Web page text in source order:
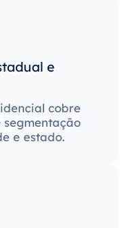
e
cobre
segmentação
e estado.